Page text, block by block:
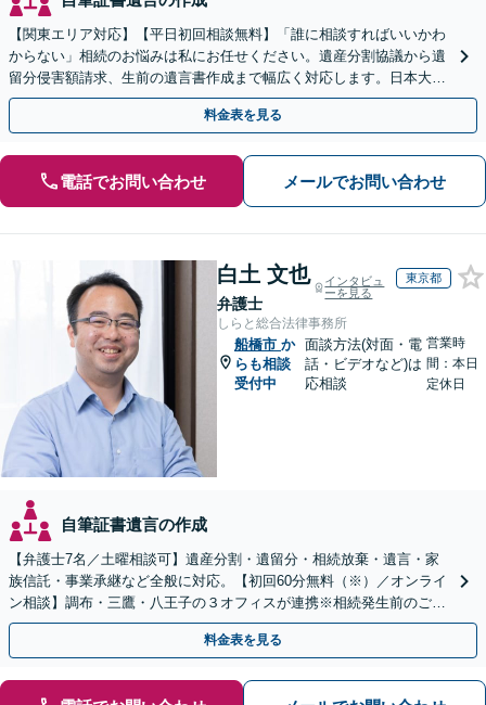
【関東エリア対応】【平日初回相談無料】「誰に相談すればいいかわ
からない」相続のお悩みは私にお任せください。遺産分割協議から遺
留分侵害額請求、生前の遺言書作成まで幅広く対応します。日本大通
り駅直結でアクセス良好。
料金表を見る
電話でお問い合わせ メールでお問い合わせ
白土 文也
弁護士
インタビュ
ーを見る
東京都
しらと総合法律事務所
船橋市 か
らも相談
受付中
面談方法(対面・電
話・ビデオなど)は
応相談
営業時
間：本日
定休日
自筆証書遺言の作成
【弁護士7名／土曜相談可】遺産分割・遺留分・相続放棄・遺言・家
族信託・事業承継など全般に対応。【初回60分無料（※）／オンライ
ン相談】調布・三鷹・八王子の３オフィスが連携※相続発生前のご相
談など有料相談になるものもございます。
料金表を見る